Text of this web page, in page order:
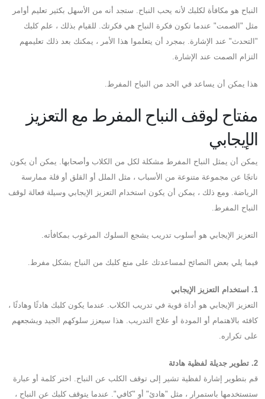
النباح هو مكافأة لكلبك لأنه يحب النباح. ستجد أنه من الأسهل بكثير تعليم أوامر
مثل "الصمت" عندما تكون فكرة النباح هي فكرتك. للقيام بذلك ، علم كلبك
"التحدث" عند الإشارة. بمجرد أن يتعلموا هذا الأمر ، يمكنك بعد ذلك تعليمهم
التزام الصمت عند الإشارة.
هذا يمكن أن يساعد في الحد من النباح المفرط.
مفتاح لوقف النباح المفرط مع التعزيز
الإيجابي
يمكن أن يمثل النباح المفرط مشكلة لكل من الكلاب وأصحابها. يمكن أن يكون
ناتجًا عن مجموعة متنوعة من الأسباب ، مثل الملل أو القلق أو قلة ممارسة
الرياضة. ومع ذلك ، يمكن أن يكون استخدام التعزيز الإيجابي وسيلة فعالة لوقف
النباح المفرط.
التعزيز الإيجابي هو أسلوب تدريب يشجع السلوك المرغوب بمكافأته.
فيما يلي بعض النصائح لمساعدتك على منع كلبك من النباح بشكل مفرط.
1. استخدام التعزيز الإيجابي
التعزيز الإيجابي هو أداة قوية في تدريب الكلاب. عندما يكون كلبك هادئًا وهادئًا ،
كافئه بالاهتمام أو المودة أو علاج التدريب. هذا سيعزز سلوكهم الجيد ويشجعهم
على تكراره.
2. تطوير جديلة لفظية هادئة
قم بتطوير إشارة لفظية تشير إلى توقف الكلب عن النباح. اختر كلمة أو عبارة
ستستخدمها باستمرار ، مثل "هادئ" أو "كافي". عندما يتوقف كلبك عن النباح ،